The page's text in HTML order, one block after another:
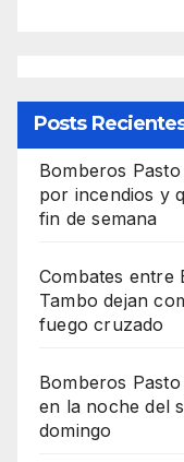
Posts
Bomberos
por incendios y
fin de semana
Combates entre
Tambo dejan
fuego cruzado
Bomberos
en la noche del
domingo